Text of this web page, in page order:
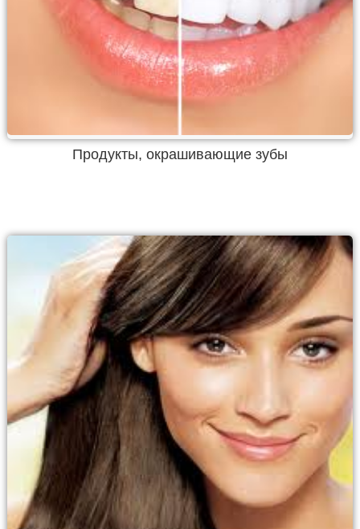
Продукты, окрашивающие зубы